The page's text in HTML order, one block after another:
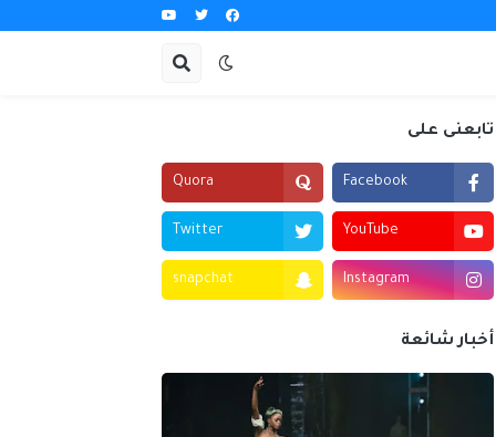
تابعنى على
Facebook
Quora
YouTube
Twitter
Instagram
snapchat
أخبار شائعة